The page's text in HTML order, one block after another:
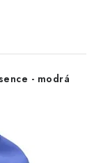
- modrá